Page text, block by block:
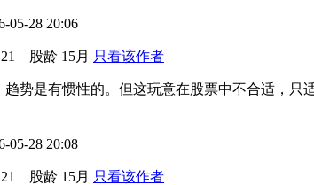
28 20:06
21 股龄 15月 只看该作者
趋势是有惯性的。但这玩意在股票中不合适，
28 20:08
21 股龄 15月 只看该作者